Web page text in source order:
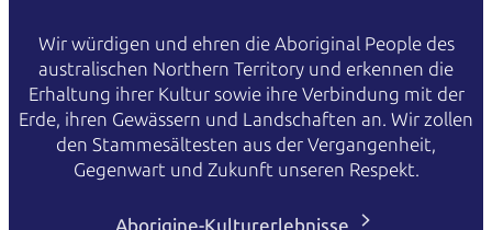
Wir würdigen und ehren die Aboriginal People des
australischen Northern Territory und erkennen die
Erhaltung ihrer Kultur sowie ihre Verbindung mit der
Erde, ihren Gewässern und Landschaften an. Wir zollen
den Stammesältesten aus der Vergangenheit,
Gegenwart und Zukunft unseren Respekt.
Aborigine-Kulturerlebnisse